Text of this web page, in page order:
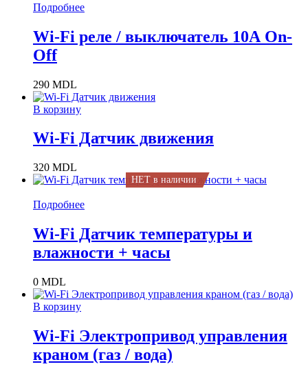
Подробнее
Wi-Fi реле / выключатель 10А On-
Off
290 MDL
В корзину
Wi-Fi Датчик движения
320 MDL
НЕТ в наличии
Подробнее
Wi-Fi Датчик температуры и
влажности + часы
0 MDL
В корзину
Wi-Fi Электропривод управления
краном (газ / вода)